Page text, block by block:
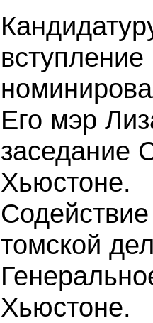
Его мэр
заседание
Хьюстоне.
томской
Хьюстоне.